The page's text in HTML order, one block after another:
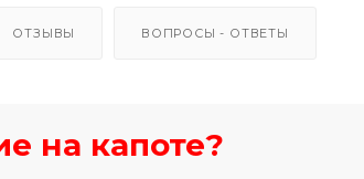
ОТЗЫВЫ ВОПРОСЫ - ОТВЕТЫ
на капоте?